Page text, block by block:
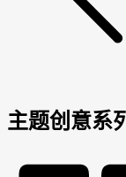
主题创意系